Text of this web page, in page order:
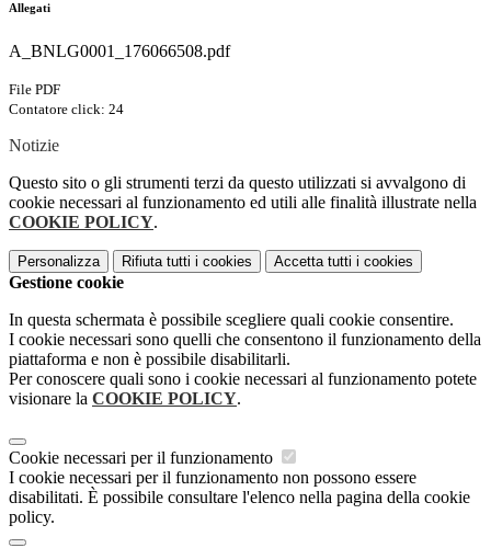
Allegati
A_BNLG0001_176066508.pdf
File PDF
Contatore click: 24
Notizie
Questo sito o gli strumenti terzi da questo utilizzati si avvalgono di
cookie necessari al funzionamento ed utili alle finalità illustrate nella
COOKIE POLICY.
Personalizza Rifiuta tutti i cookies Accetta tutti i cookies
Gestione cookie
In questa schermata è possibile scegliere quali cookie consentire.
I cookie necessari sono quelli che consentono il funzionamento della
piattaforma e non è possibile disabilitarli.
Per conoscere quali sono i cookie necessari al funzionamento potete
visionare la COOKIE POLICY.
Cookie necessari per il funzionamento
I cookie necessari per il funzionamento non possono essere
disabilitati. È possibile consultare l'elenco nella pagina della cookie
policy.